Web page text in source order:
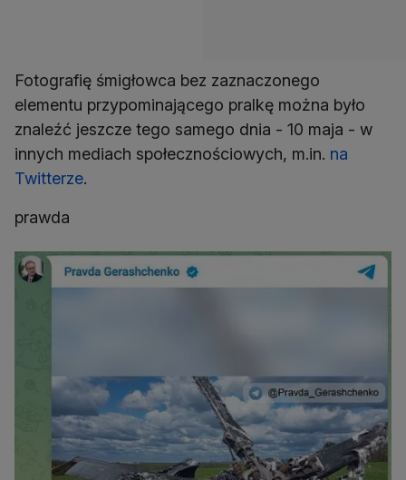
Fotografię śmigłowca bez zaznaczonego
elementu przypominającego pralkę można było
znaleźć jeszcze tego samego dnia - 10 maja - w
innych mediach społecznościowych, m.in. na
Twitterze.
prawda